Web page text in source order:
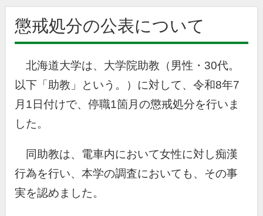
懲戒処分の公表について
北海道大学は、大学院助教（男性・30代。
以下「助教」という。）に対して、令和8年7
月1日付けで、停職1箇月の懲戒処分を行いま
した。
同助教は、電車内において女性に対し痴漢
行為を行い、本学の調査においても、その事
実を認めました。